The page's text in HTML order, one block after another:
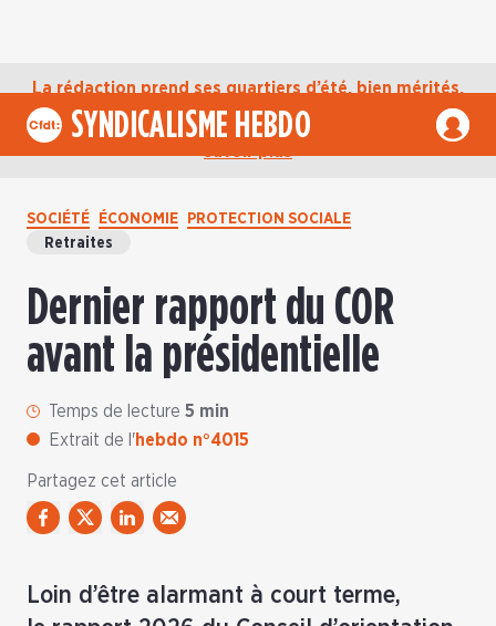
La rédaction prend ses quartiers d’été, bien mérités,
jusqu’au mardi 1er septembre. D’ici là, retrouvez
l’actualité de la CFDT sur notre compte Bluesky. En
SYNDICALISME HEBDO
SOCIÉTÉ ÉCONOMIE
PROTECTION SOCIALE
Retraites
Dernier rapport du COR
avant la présidentielle
Temps de lecture 5 min
Extrait de l'hebdo n°4015
Partagez cet article
Loin d’être alarmant à court terme,